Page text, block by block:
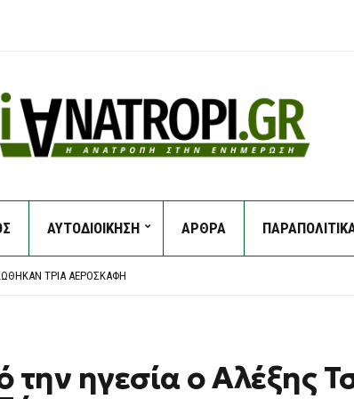
ΑΥΤΟΔΙΟΙΚΗΣΗ ΑΡΘΡΑ
ΠΟΛΙΤΙΚΌΣ ΑΛΈΞΗΣ ΓΙΑΝΝΟΎΛΙΑΣ
ΤΡΊΑ ΑΕΡΟΣΚΆΦΗ
ΣΥΓΚΡΟΎΣΤΗΚΕ ΜΕ ΙΧ
ΠΟΛΙΤΙΚΌΣ ΑΛΈΞΗΣ ΓΙΑΝΝΟΎΛΙΑΣ
ηγεσία ο Αλέξης